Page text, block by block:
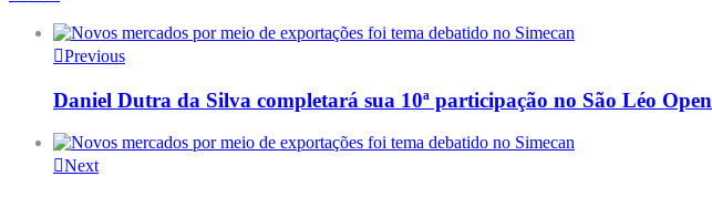
Previous
Daniel Dutra da Silva completará sua 10ª participação no São Léo Open
Next